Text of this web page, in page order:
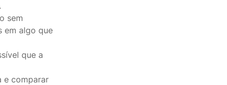
sem
em algo que
que a
e comparar